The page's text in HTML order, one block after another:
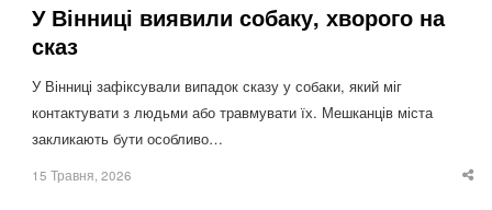
У Вінниці виявили собаку, хворого на
сказ
У Вінниці зафіксували випадок сказу у собаки, який міг
контактувати з людьми або травмувати їх. Мешканців міста
закликають бути особливо…
15 Травня, 2026